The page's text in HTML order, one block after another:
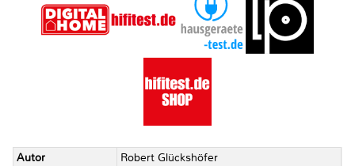
Autor
Robert Glückshöfer